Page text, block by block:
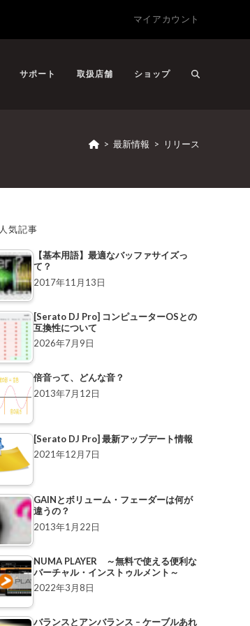
マイアカウント
サポート 取扱店舗 ショップ
> 最新情報 > リリース
人気記事
【基本用語】最適なバッファサイズっ
て？
2017年11月13日
[Serato DJ Pro] コンピューターOSとの
互換性について
2026年7月9日
倍音って、どんな音？
2013年7月12日
[Serato DJ Pro] 最新アップデート情報
2021年12月7日
GAINとボリューム・フェーダーは何が
違うの？
2013年1月22日
NUMA PLAYER ～無料で使える便利な
バーチャル・インストゥルメント～
2022年3月8日
バランスとアンバランス – ケーブルあれ